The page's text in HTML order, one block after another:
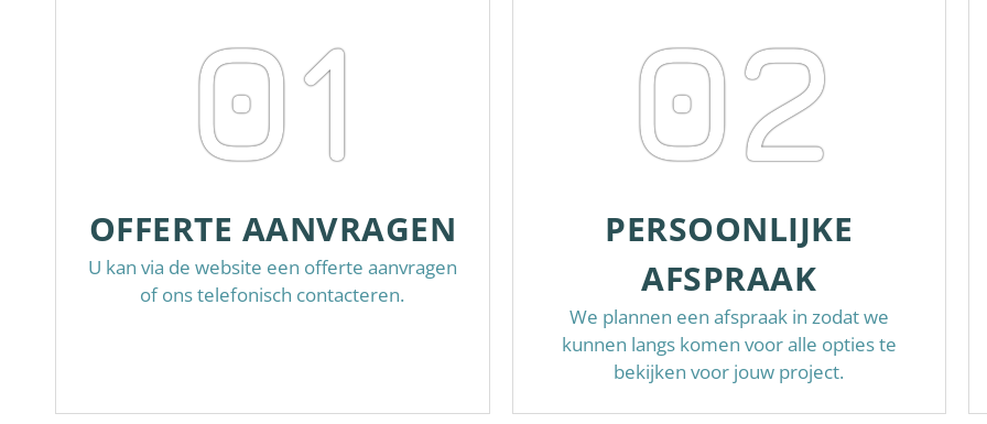
01
OFFERTE AANVRAGEN
U kan via de website een offerte aanvragen
of ons telefonisch contacteren.
02
PERSOONLIJKE
AFSPRAAK
We plannen een afspraak in zodat we
kunnen langs komen voor alle opties te
bekijken voor jouw project.